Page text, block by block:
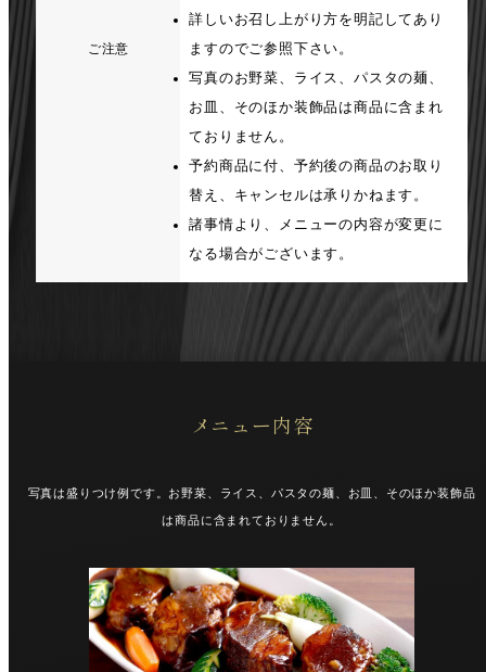
ご注意
詳しいお召し上がり方を明記してあり
ますのでご参照下さい。
写真のお野菜、ライス、パスタの麺、
お皿、そのほか装飾品は商品に含まれ
ておりません。
予約商品に付、予約後の商品のお取り
替え、キャンセルは承りかねます。
諸事情より、メニューの内容が変更に
なる場合がございます。
メニュー内容
写真は盛りつけ例です。お野菜、ライス、パスタの麺、お皿、そのほか装飾品
は商品に含まれておりません。